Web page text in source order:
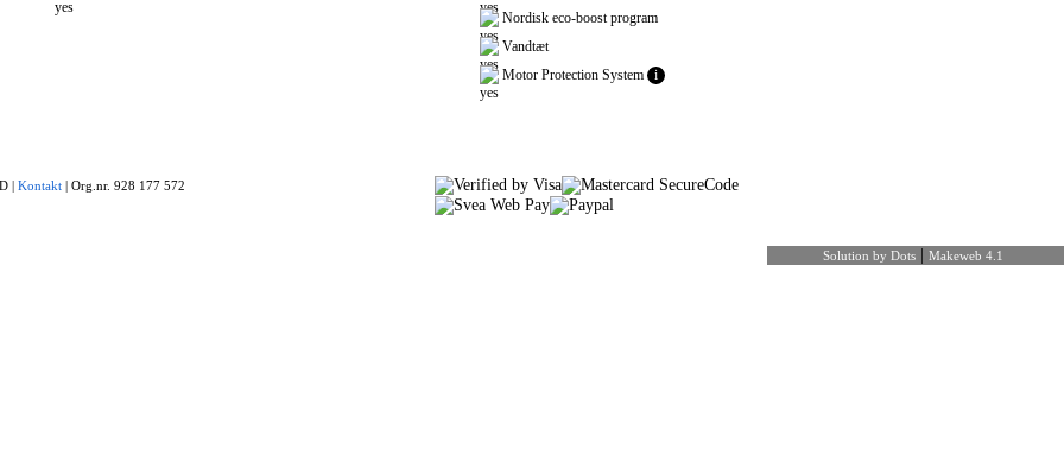
Nordisk eco-boost program
Vandtæt
Motor Protection System
i
| Kontakt | Org.nr. 928 177 572
Solution by Dots | Makeweb 4.1